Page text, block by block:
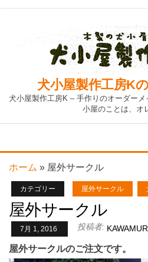
content
犬小屋製作工房K
犬小屋製作工房K – 手作りのオーダー
小屋のことは、オ
ホーム » 屋外サークル
カテゴリー 屋外サークル
屋外サークル
7月 1, 2016 投稿者:
屋外サークルのご注文です。